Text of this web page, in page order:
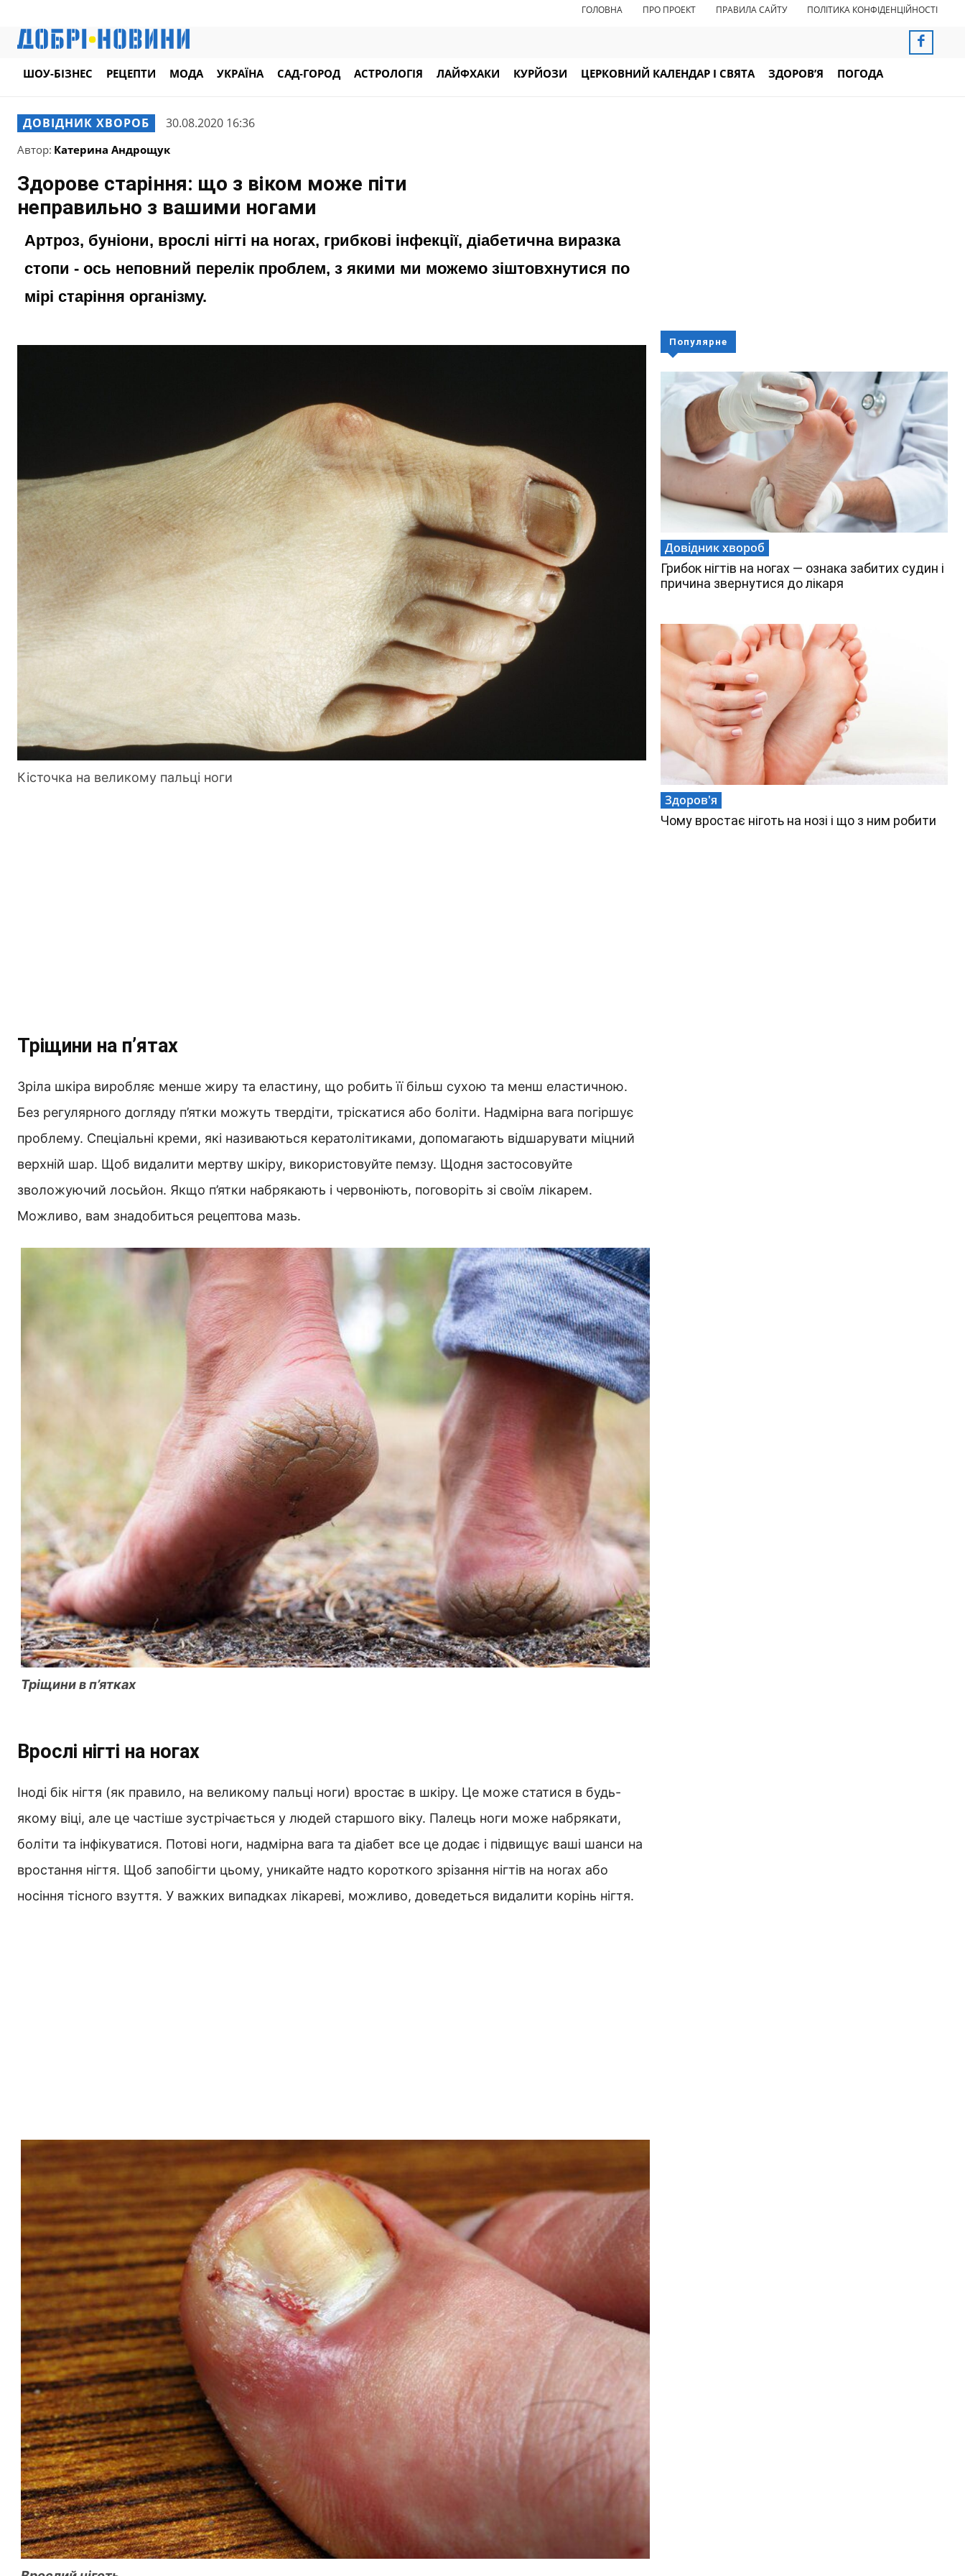
ГОЛОВНА ПРО ПРОЕКТ ПРАВИЛА САЙТУ ПОЛІТИКА КОНФІДЕНЦІЙНОСТІ
ШОУ-БІЗНЕС РЕЦЕПТИ МОДА УКРАЇНА САД-ГОРОД АСТРОЛОГІЯ ЛАЙФХАКИ КУРЙОЗИ ЦЕРКОВНИЙ КАЛЕНДАР І СВЯТА ЗДОРОВ’Я ПОГОДА
ДОВІДНИК ХВОРОБ 30.08.2020 16:36
Автор: Катерина Андрощук
Здорове старіння: що з віком може піти
неправильно з вашими ногами
Артроз, буніони, врослі нігті на ногах, грибкові інфекції, діабетична виразка
стопи - ось неповний перелік проблем, з якими ми можемо зіштовхнутися по
мірі старіння організму.
Кісточка на великому пальці ноги
Тріщини на п’ятах
Зріла шкіра виробляє менше жиру та еластину, що робить її більш сухою та менш еластичною.
Без регулярного догляду п’ятки можуть твердіти, тріскатися або боліти. Надмірна вага погіршує
проблему. Спеціальні креми, які називаються кератолітиками, допомагають відшарувати міцний
верхній шар. Щоб видалити мертву шкіру, використовуйте пемзу. Щодня застосовуйте
зволожуючий лосьйон. Якщо п’ятки набрякають і червоніють, поговоріть зі своїм лікарем.
Можливо, вам знадобиться рецептова мазь.
Тріщини в п’ятках
Врослі нігті на ногах
Іноді бік нігтя (як правило, на великому пальці ноги) вростає в шкіру. Це може статися в будь-
якому віці, але це частіше зустрічається у людей старшого віку. Палець ноги може набрякати,
боліти та інфікуватися. Потові ноги, надмірна вага та діабет все це додає і підвищує ваші шанси на
вростання нігтя. Щоб запобігти цьому, уникайте надто короткого зрізання нігтів на ногах або
носіння тісного взуття. У важких випадках лікареві, можливо, доведеться видалити корінь нігтя.
Популярне
Довідник хвороб
Грибок нігтів на ногах — ознака забитих судин і
причина звернутися до лікаря
Здоров'я
Чому вростає ніготь на нозі і що з ним робити